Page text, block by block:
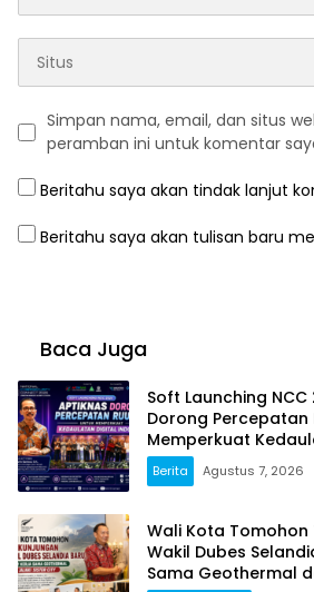
Simpan nama, email, dan situs
peramban ini untuk komentar
Beritahu saya akan tindak lanjut
Beritahu saya akan tulisan baru
Baca Juga
Soft Launching NCC
Dorong Percepatan
Memperkuat
Indonesia
Berita Agustus 7, 2026
Wali Kota Tomohon
Wakil Dubes
Sama Geothermal